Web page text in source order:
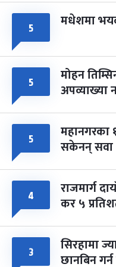
५ मधेशमा
५ मोहन
अपव्याख्या
५ महानगरका
सकेनन् सवा
४ राजमार्ग
कर ५
३ सिरहामा
छानबिन